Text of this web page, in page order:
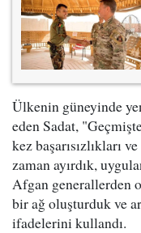
Ülkenin güneyinde
eden Sadat,
kez başarısızlıkları
zaman ayırdık,
Afgan generallerden
bir ağ oluşturduk ve
ifadelerini kullandı.